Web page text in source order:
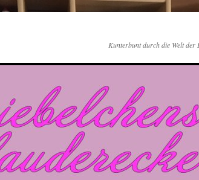
Kunterbunt durch die Welt der